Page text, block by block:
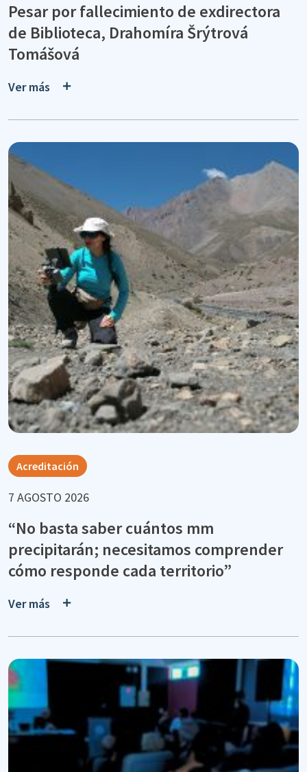
Pesar por fallecimiento de exdirectora
de Biblioteca, Drahomíra Šrýtrová
Tomášová
Ver más
Acreditación
7 AGOSTO 2026
“No basta saber cuántos mm
precipitarán; necesitamos comprender
cómo responde cada territorio”
Ver más